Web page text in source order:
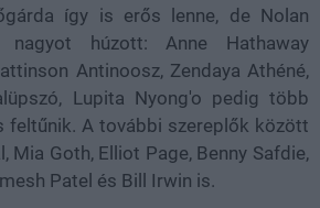
így is erős lenne, de Nolan
nagyot húzott: Anne Hathaway
Antinoosz, Zendaya Athéné,
Lupita Nyong'o pedig több
feltűnik. A további szereplők között
Mia Goth, Elliot Page, Benny Safdie,
Patel és Bill Irwin is.